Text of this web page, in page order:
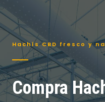
Hachís CBD fresco y
Compra